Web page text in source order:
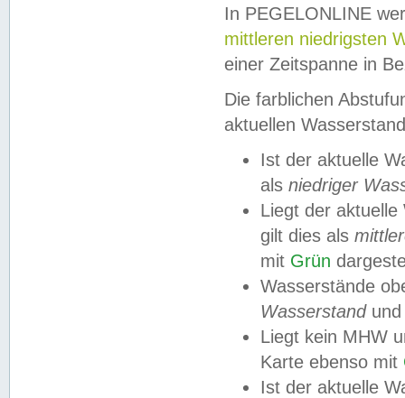
In PEGELONLINE
mittleren niedrigsten
einer Zeitspanne in
Die farblichen
aktuellen
Ist der aktuelle
als niedriger
Liegt der
gilt dies als
mit Grün
Wasserstände
Wasserstandund
Liegt kein MHW
Karte ebenso mit
Ist der aktuelle